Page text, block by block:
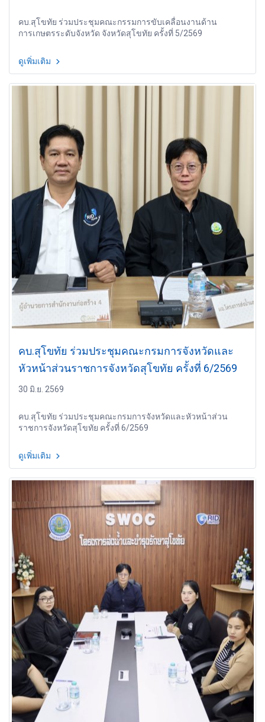
คบ.สุโขทัย ร่วมประชุมคณะกรรมการขับเคลื่อนงานด้าน
การเกษตรระดับจังหวัด จังหวัดสุโขทัย ครั้งที่ 5/2569
ดูเพิ่มเติม
คบ.สุโขทัย ร่วมประชุมคณะกรมการจังหวัดและ
หัวหน้าส่วนราชการจังหวัดสุโขทัย ครั้งที่ 6/2569
30 มิ.ย. 2569
คบ.สุโขทัย ร่วมประชุมคณะกรมการจังหวัดและหัวหน้าส่วน
ราชการจังหวัดสุโขทัย ครั้งที่ 6/2569
ดูเพิ่มเติม